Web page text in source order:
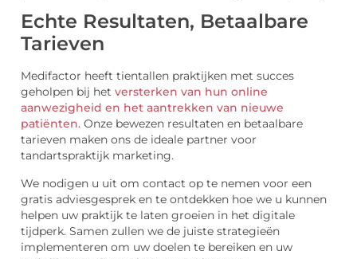
Echte Resultaten, Betaalbare
Tarieven
Medifactor heeft tientallen praktijken met succes
geholpen bij het versterken van hun online
aanwezigheid en het aantrekken van nieuwe
patiënten. Onze bewezen resultaten en betaalbare
tarieven maken ons de ideale partner voor
tandartspraktijk marketing.
We nodigen u uit om contact op te nemen voor een
gratis adviesgesprek en te ontdekken hoe we u kunnen
helpen uw praktijk te laten groeien in het digitale
tijdperk. Samen zullen we de juiste strategieën
implementeren om uw doelen te bereiken en uw